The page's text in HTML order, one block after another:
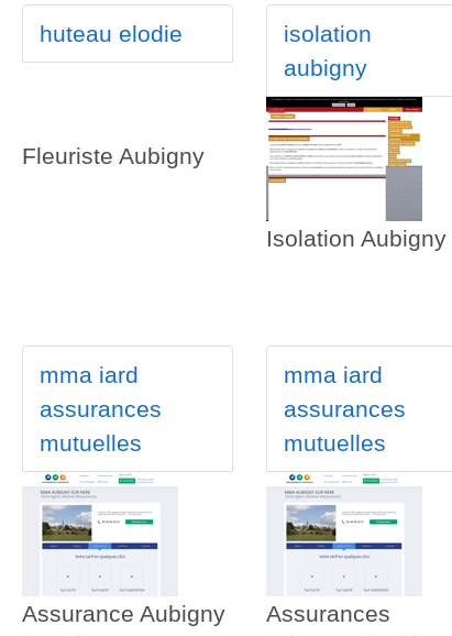
huteau elodie
Fleuriste Aubigny
isolation
aubigny
Isolation Aubigny
mma iard
assurances
mutuelles
Assurance Aubigny
mma iard
assurances
mutuelles
Assurances